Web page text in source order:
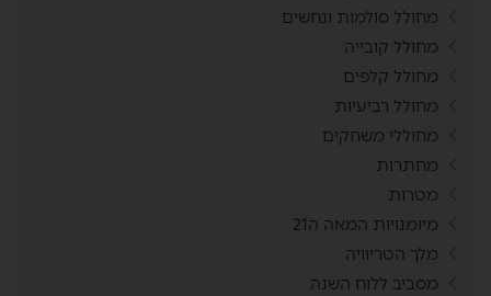
מחולל סולמות ונחשים
מחולל קובייה
מחולל קלפים
מחולל רביעיות
מחוללי משחקים
מחתרות
מטרות
מיומנויות המאה ה21
מלך הטריוויה
מסביב ללוח השנה